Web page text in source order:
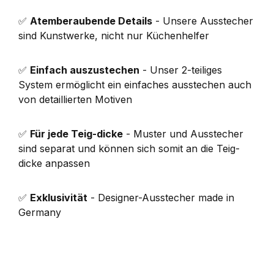
✅ Atemberaubende Details - Unsere Ausstecher
sind Kunstwerke, nicht nur Küchenhelfer
✅ Einfach auszustechen - Unser 2-teiliges
System ermöglicht ein einfaches ausstechen auch
von detaillierten Motiven
✅ Für jede Teig-dicke - Muster und Ausstecher
sind separat und können sich somit an die Teig-
dicke anpassen
✅ Exklusivität - Designer-Ausstecher made in
Germany